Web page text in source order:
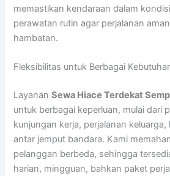
memastikan kendaraan dalam
perawatan rutin agar perjalanan
hambatan.
Fleksibilitas untuk Berbagai
LayananSewa Hiace Terdekat
untuk berbagai keperluan, mulai dari
kunjungan kerja, perjalanan
antar jemput bandara. Kami
pelanggan berbeda, sehingga
harian, mingguan, bahkan paket